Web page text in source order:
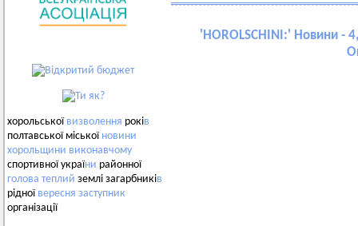
хорольської визволення років
полтавської міської новини
хорольщини виконавчому
спортивної україни районної
голова теплий землі загарбників
рідної вересня заступник
організації
' HOROLSCHINI:' Новини -